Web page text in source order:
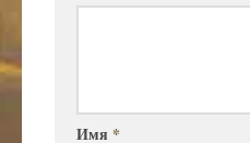
Имя *